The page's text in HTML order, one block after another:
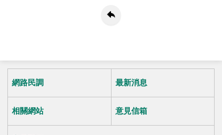
網路民調 最新消息
相關網站 意見信箱